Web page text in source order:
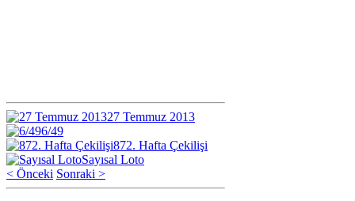
27 Temmuz 2013
6/49
872. Hafta Çekilişi
Sayısal Loto
< Önceki Sonraki >